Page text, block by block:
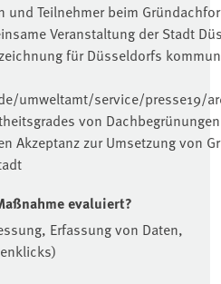
und Teilnehmer beim
Veranstaltung der Stadt
für Düsseldorfs
umweltamt/service/presse19/
von
Akzeptanz zur Umsetzung von
evaluiert?
Erfassung von Daten,